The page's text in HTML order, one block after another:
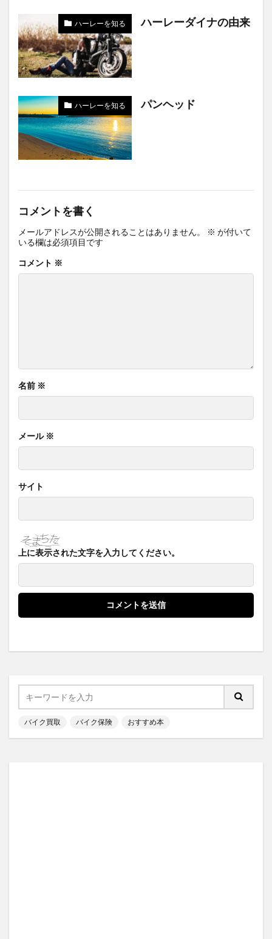
ハーレーを知る ハーレーダイナの由来
ハーレーを知る パンヘッド
コメントを書く
メールアドレスが公開されることはありません。 ※ が付いて
いる欄は必須項目です
コメント ※
名前 ※
メール ※
サイト
上に表示された文字を入力してください。
バイク買取 バイク保険 おすすめ本